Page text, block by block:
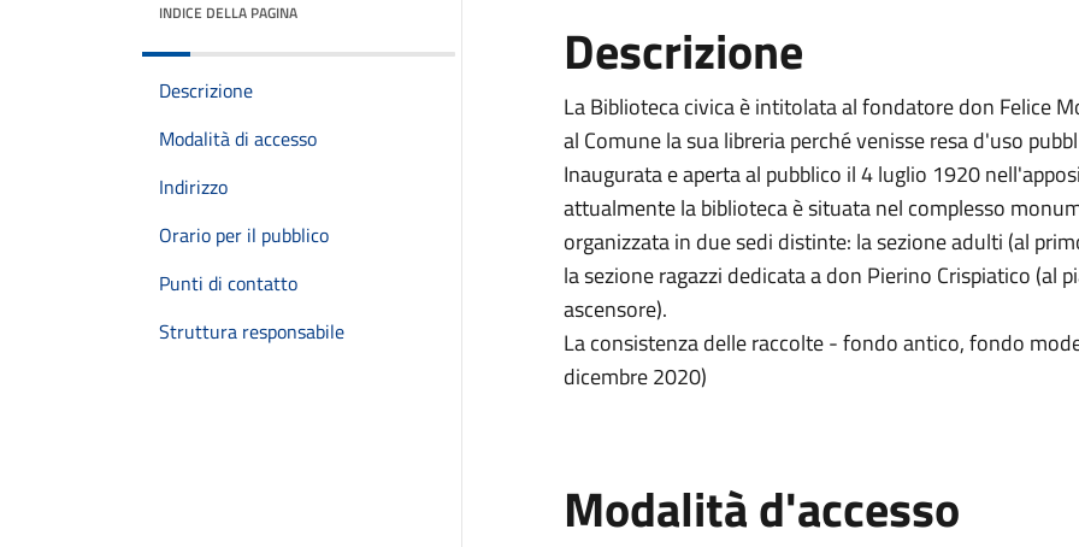
INDICE DELLA PAGINA
Descrizione
Modalità di accesso
Indirizzo
Orario per il pubblico
Punti di contatto
Struttura responsabile
Descrizione
La Biblioteca civica è intitolata al fondatore don Felice
al Comune la sua libreria perché venisse resa d'uso
Inaugurata e aperta al pubblico il 4 luglio 1920
attualmente la biblioteca è situata nel complesso
organizzata in due sedi distinte: la sezione adulti (al
la sezione ragazzi dedicata a don Pierino Crispiatico (al
ascensore).
La consistenza delle raccolte - fondo antico, fondo
dicembre 2020)
Modalità d'accesso